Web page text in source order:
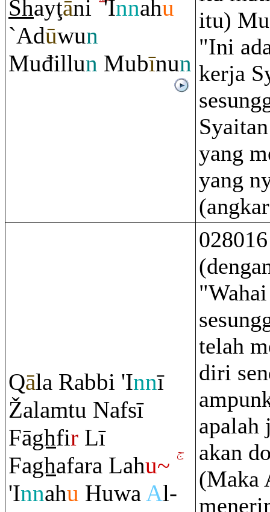
Shayţāni 'Innahu
`Adūwun
Muđillun Mubīnun
itu)
"Ini
kerja
yang
yang
Qāla Rabbi 'Innī
Žalamtu Nafsī
Fāghfir Lī
Faghafara Lahu~
'Innahu HuwaAl-
telah
diri
apalah
akan
(Maka